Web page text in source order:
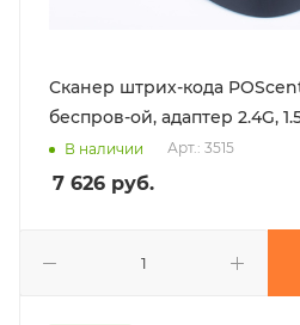
Сканер штрих-кода
беспров-ой, адаптер 2.4G,
В наличии Арт.: 3515
7 626 руб.